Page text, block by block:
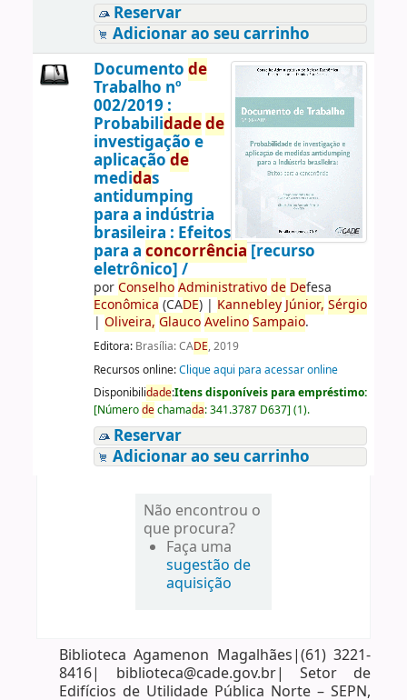
Reservar
Adicionar ao seu carrinho
Documento de
Trabalho nº
002/2019 :
Probabilidadede
investigação e
aplicação de
medidas
antidumping
para a indústria
brasileira : Efeitos
para a concorrência [recurso
eletrônico] /
porConselho Administrativo de Defesa
Econômica (CADE)| Kannebley Júnior, Sérgio
| Oliveira, Glauco Avelino Sampaio.
Editora: Brasília: CADE, 2019
Recursos online:Clique aqui para acessar online
Disponibilidade:Itens disponíveis para empréstimo:
[Númerodechamada:341.3787 D637] (1).
Reservar
Adicionar ao seu carrinho
Não encontrou o
que procura?
Faça uma
sugestão de
aquisição
Biblioteca Agamenon Magalhães|(61) 3221-
8416| biblioteca@cade.gov.br| Setor de
Edifícios de Utilidade Pública Norte – SEPN,